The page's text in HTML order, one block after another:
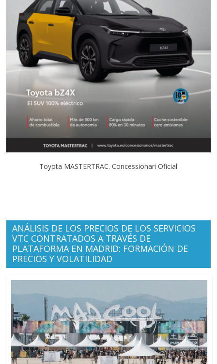
Toyota MASTERTRAC. Concessionari Oficial
ANÁLISIS DE LOS PRECIOS DE LOS SERVICIOS
VTC CONTRATADOS A TRAVÉS DE
PLATAFORMA EN MADRID: FORMACIÓN DE
PRECIOS Y VOLATILIDAD